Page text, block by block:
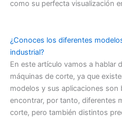
como su perfecta visualización
¿Conoces los diferentes
industrial?
En este artículo vamos a hablar
máquinas de corte, ya que
modelos y sus aplicaciones son
encontrar, por tanto, diferentes
corte, pero también distintos